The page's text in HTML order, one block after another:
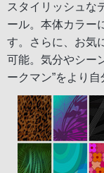
スタイリッシュな
ール。本体カラー
す。さらに、お気
可能。気分やシー
ークマン”をより自